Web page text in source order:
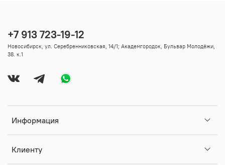
Информация
Клиенту
+7 913 723-19-12
Новосибирск, ул. Серебренниковская, 14/1; Академгородок, Бульвар Молодёжи,
38. к.1